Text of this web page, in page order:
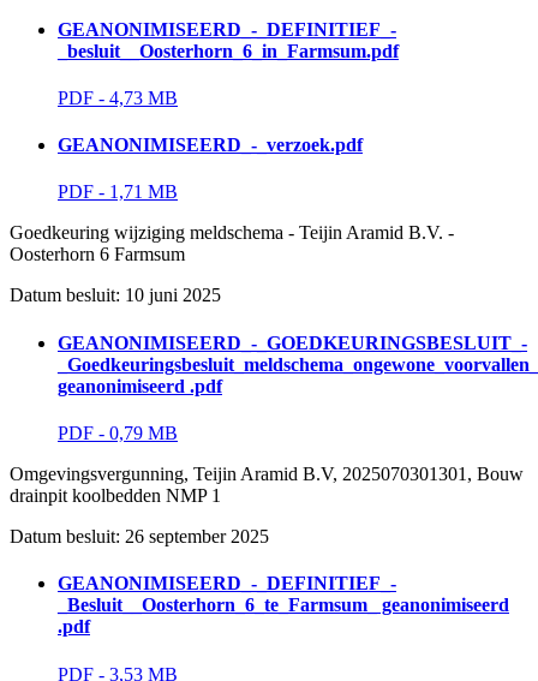
GEANONIMISEERD_-_DEFINITIEF_-
_besluit__Oosterhorn_6_in_Farmsum.pdf
PDF - 4,73 MB
GEANONIMISEERD_-_verzoek.pdf
PDF - 1,71 MB
Goedkeuring wijziging meldschema - Teijin Aramid B.V. -
Oosterhorn 6 Farmsum
Datum besluit: 10 juni 2025
GEANONIMISEERD_-_GOEDKEURINGSBESLUIT_-
_Goedkeuringsbesluit_meldschema_ongewone_voorvallen_
geanonimiseerd .pdf
PDF - 0,79 MB
Omgevingsvergunning, Teijin Aramid B.V, 2025070301301, Bouw
drainpit koolbedden NMP 1
Datum besluit: 26 september 2025
GEANONIMISEERD_-_DEFINITIEF_-
_Besluit__Oosterhorn_6_te_Farmsum_ geanonimiseerd
.pdf
PDF - 3,53 MB